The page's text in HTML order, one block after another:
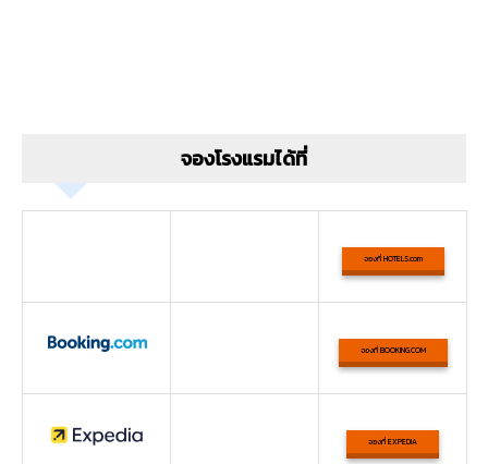
จองโรงแรมได้ที่
จองที่ HOTELS.com
จองที่ BOOKING.COM
จองที่ EXPEDIA